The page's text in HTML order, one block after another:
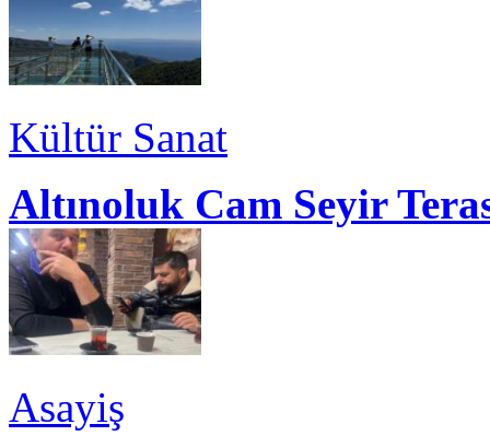
Kültür Sanat
Altınoluk Cam Seyir
Asayiş